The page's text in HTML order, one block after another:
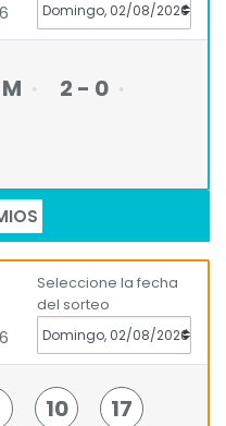
2 - 0
Seleccione la fecha
del sorteo
10 17